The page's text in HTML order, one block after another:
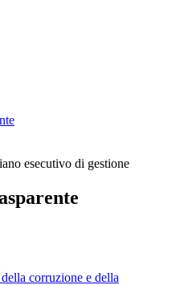
esecutivo di gestione
corruzione e della